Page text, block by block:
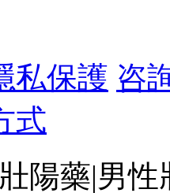
私保護 咨
式
陽藥|男